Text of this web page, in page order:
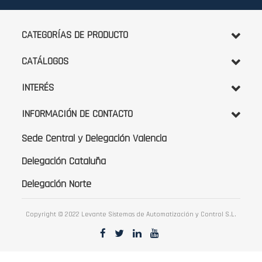
noticias:
CATEGORÍAS DE PRODUCTO
CATÁLOGOS
INTERÉS
INFORMACIÓN DE CONTACTO
Sede Central y Delegación Valencia
Delegación Cataluña
Delegación Norte
Copyright © 2022 Levante Sistemas de Automatización y Control S.L.